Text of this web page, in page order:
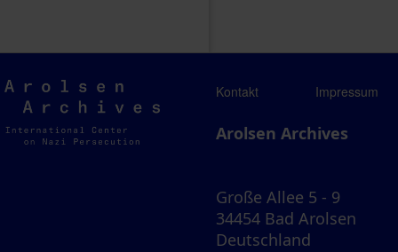
Arolsen
Archives
Kontakt Impressum
Arolsen Archives
Große Allee 5 - 9
34454 Bad Arolsen
Deutschland